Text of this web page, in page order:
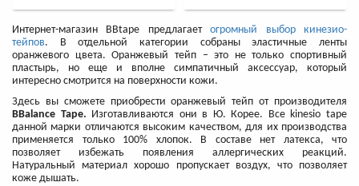
Интернет-магазин BBtape предлагаетогромный выбор кинезио-
тейпов. В отдельной категории собраны эластичные ленты
оранжевого цвета. Оранжевый тейп – это не только спортивный
пластырь, но еще и вполне симпатичный аксессуар, который
интересно смотрится на поверхности кожи.
Здесь вы сможете приобрести оранжевый тейп от производителя
BBalance Tape. Изготавливаются они в Ю. Корее. Все kinesio tape
данной марки отличаются высоким качеством, для их производства
применяется только 100% хлопок. В составе нет латекса, что
позволяет избежать появления аллергических реакций.
Натуральный материал хорошо пропускает воздух, что позволяет
коже дышать.